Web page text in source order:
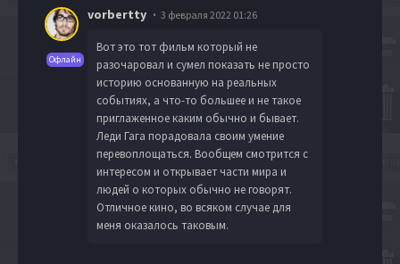
Офлайн
vorbertty 3 февраля 2022 01:26
Вот это тот фильм который не
разочаровал и сумел показать не просто
историю основанную на реальных
событиях, а что-то большее и не такое
приглаженное каким обычно и бывает.
Леди Гага порадовала своим умение
перевоплощаться. Вообщем смотрится с
интересом и открывает части мира и
людей о которых обычно не говорят.
Отличное кино, во всяком случае для
меня оказалось таковым.